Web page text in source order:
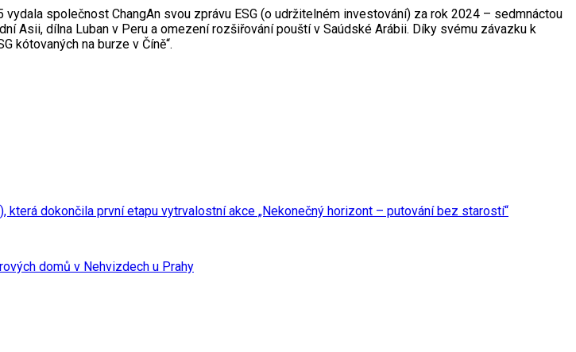
společnost ChangAn svou zprávu ESG (o udržitelném investování) za rok 2024 – sedmnáctou
Asii, dílna Luban v Peru a omezení rozšiřování pouští v Saúdské Arábii. Díky svému závazku k
kótovaných na burze v Číně“.
dokončila první etapu vytrvalostní akce „Nekonečný horizont – putování bez starostí“
domů v Nehvizdech u Prahy